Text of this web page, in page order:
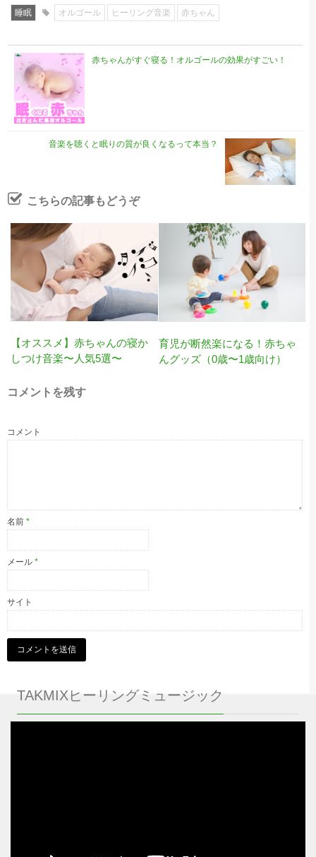
睡眠 オルゴール ヒーリング音楽 赤ちゃん
赤ちゃんがすぐ寝る！オルゴールの効果がすごい！
音楽を聴くと眠りの質が良くなるって本当？
こちらの記事もどうぞ
【オススメ】赤ちゃんの寝か
しつけ音楽〜人気5選〜
育児が断然楽になる！赤ちゃ
んグッズ（0歳〜1歳向け）
コメントを残す
コメント
名前 *
メール *
サイト
TAKMIXヒーリングミュージック